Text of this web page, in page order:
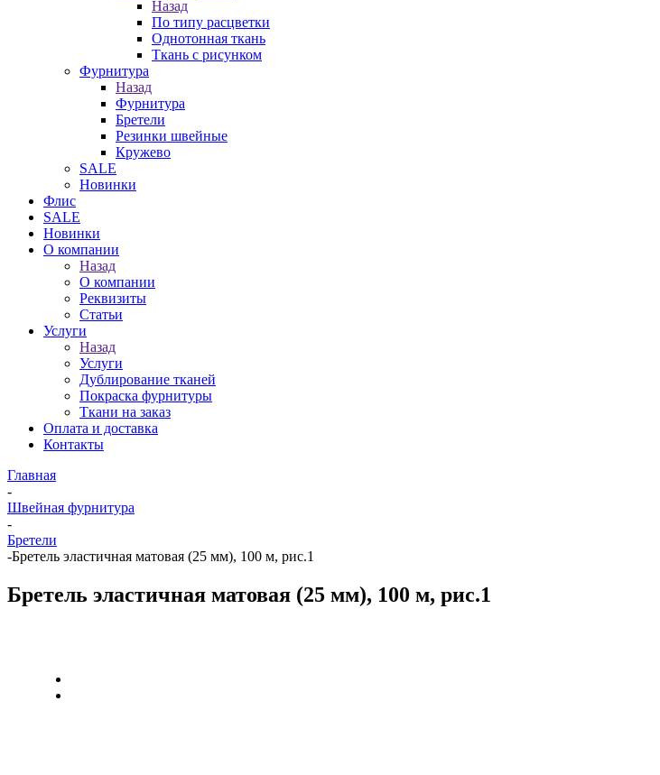
Назад
По типу расцветки
Однотонная ткань
Ткань с рисунком
Фурнитура
Назад
Фурнитура
Бретели
Резинки швейные
Кружево
SALE
Новинки
Флис
SALE
Новинки
О компании
Назад
О компании
Реквизиты
Статьи
Услуги
Назад
Услуги
Дублирование тканей
Покраска фурнитуры
Ткани на заказ
Оплата и доставка
Контакты
Главная
-
Швейная фурнитура
-
Бретели
-Бретель эластичная матовая (25 мм), 100 м, рис.1
Бретель эластичная матовая (25 мм), 100 м, рис.1